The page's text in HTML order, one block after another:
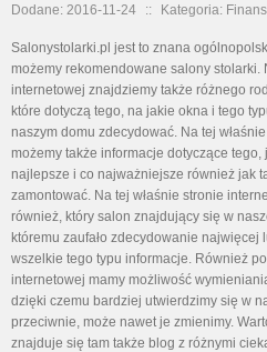
Dodane: 2016-11-24 :: Kategoria:
Salonystolarki.pl jest to znana
możemy rekomendowane salony stolarki.
internetowej znajdziemy także różnego
które dotyczą tego, na jakie okna i tego
naszym domu zdecydować. Na tej
możemy także informacje dotyczące
najlepsze i co najważniejsze również jak
zamontować. Na tej właśnie stronie
również, który salon znajdujący się w
któremu zaufało zdecydowanie najwięcej
wszelkie tego typu informacje. Również
internetowej mamy możliwość
dzięki czemu bardziej utwierdzimy się w
przeciwnie, może nawet je zmienimy.
znajduje się tam także blog z różnymi